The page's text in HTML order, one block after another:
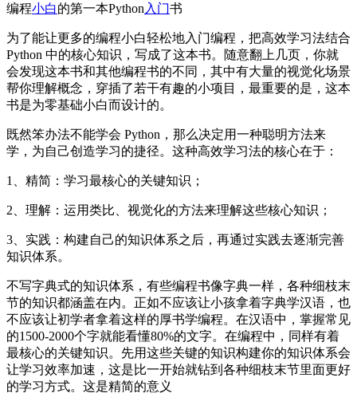
编程小白的第一本Python 入门书
为了能让更多的编程小白轻松地入门编程，把高效学习法结合
Python 中的核心知识，写成了这本书。随意翻上几页，你就
会发现这本书和其他编程书的不同，其中有大量的视觉化场景
帮你理解概念，穿插了若干有趣的小项目，最重要的是，这本
书是为零基础小白而设计的。
既然笨办法不能学会 Python，那么决定用一种聪明方法来
学，为自己创造学习的捷径。这种高效学习法的核心在于：
1、精简：学习最核心的关键知识；
2、理解：运用类比、视觉化的方法来理解这些核心知识；
3、实践：构建自己的知识体系之后，再通过实践去逐渐完善
知识体系。
不写字典式的知识体系，有些编程书像字典一样，各种细枝末
节的知识都涵盖在内。正如不应该让小孩拿着字典学汉语，也
不应该让初学者拿着这样的厚书学编程。在汉语中，掌握常见
的1500-2000个字就能看懂80%的文字。在编程中，同样有着
最核心的关键知识。先用这些关键的知识构建你的知识体系会
让学习效率加速，这是比一开始就钻到各种细枝末节里面更好
的学习方式。这是精简的意义